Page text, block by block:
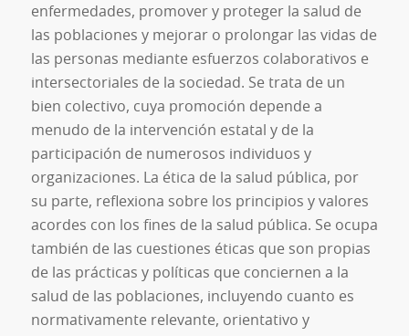
enfermedades, promover y proteger la salud de
las poblaciones y mejorar o prolongar las vidas de
las personas mediante esfuerzos colaborativos e
intersectoriales de la sociedad. Se trata de un
bien colectivo, cuya promoción depende a
menudo de la intervención estatal y de la
participación de numerosos individuos y
organizaciones. La ética de la salud pública, por
su parte, reflexiona sobre los principios y valores
acordes con los fines de la salud pública. Se ocupa
también de las cuestiones éticas que son propias
de las prácticas y políticas que conciernen a la
salud de las poblaciones, incluyendo cuanto es
normativamente relevante, orientativo y